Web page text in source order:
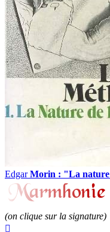
EdgarMorin : "La nature
(on clique sur la signature)